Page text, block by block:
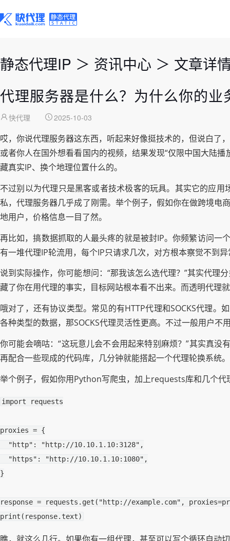
静态代理IP ＞ 资讯中心 ＞ 文章详
代理服务器是什么？为什么你的业
快代理 2025-10-03
哎，你说代理服务器这东西，听起来好像挺技术的，但说白了
或者你人在国外想看看国内的视频，结果发现“仅限中国大陆
藏真实IP、换个地理位置什么的。
不过别以为代理只是黑客或者技术极客的玩具。其实它的应
私，代理服务器几乎成了刚需。举个例子，假如你在做跨境电
地用户，价格信息一目了然。
再比如，搞数据抓取的人最头疼的就是被封IP。你频繁访问一
有一堆代理IP轮流用，每个IP只请求几次，对方根本察觉不到
说到实际操作，你可能想问：“那我该怎么选代理？”其实代理
藏了你在用代理的事实，目标网站根本看不出来。而透明代
哦对了，还有协议类型。常见的有HTTP代理和SOCKS代理
各种类型的数据，那SOCKS代理灵活性更高。不过一般用户
你可能会嘀咕：“这玩意儿会不会用起来特别麻烦？”其实真
再配合一些现成的代码库，几分钟就能搭起一个代理轮换系统
举个例子，假如你用Python写爬虫，加上requests库和几个代
import requests
proxies = {
"http" : "http://10.10.1.10:3128" ,
"https" : "http://10.10.1.10:1080" ,
}
response = requests . get ( "http://example.com" , proxies=
print ( response. text)